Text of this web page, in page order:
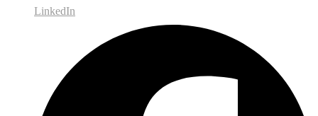
LinkedIn